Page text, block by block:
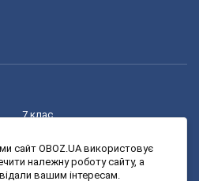
7 клас
9 клас
сайт OBOZ.UA використовує
належну роботу сайту, а
вашим інтересам.